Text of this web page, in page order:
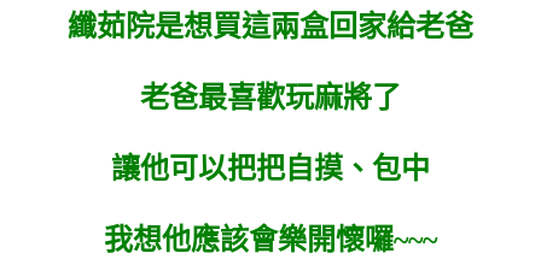
纖茹院是想買這兩盒回家給老爸
老爸最喜歡玩麻將了
讓他可以把把自摸、包中
我想他應該會樂開懷囉~~~